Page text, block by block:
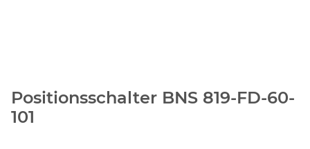
Positionsschalter BNS 819-FD-60-
101